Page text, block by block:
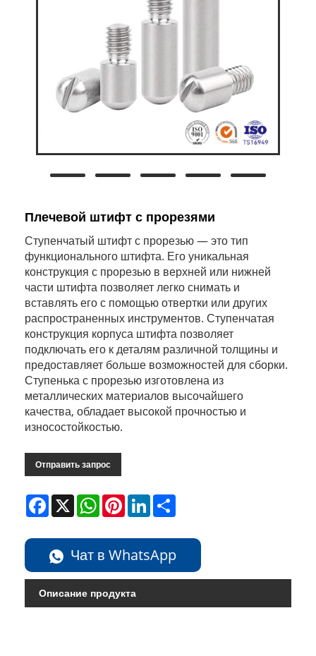
Плечевой штифт с прорезями
Ступенчатый штифт с прорезью — это тип
функционального штифта. Его уникальная
конструкция с прорезью в верхней или нижней
части штифта позволяет легко снимать и
вставлять его с помощью отвертки или других
распространенных инструментов. Ступенчатая
конструкция корпуса штифта позволяет
подключать его к деталям различной толщины и
предоставляет больше возможностей для сборки.
Ступенька с прорезью изготовлена ​​из
металлических материалов высочайшего
качества, обладает высокой прочностью и
износостойкостью.
Отправить запрос
Facebook
X WhatsAppPinterestLinkedIn
Чат в WhatsApp
Описание продукта